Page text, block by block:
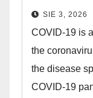
SIE 3, 2026
COVID-19 is
the
the disease
COVID-19